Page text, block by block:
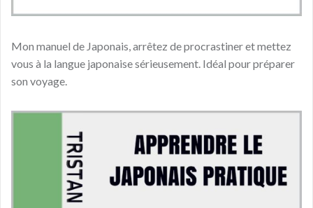
Mon manuel de Japonais, arrêtez de procrastiner et mettez
vous à la langue japonaise sérieusement. Idéal pour préparer
son voyage.